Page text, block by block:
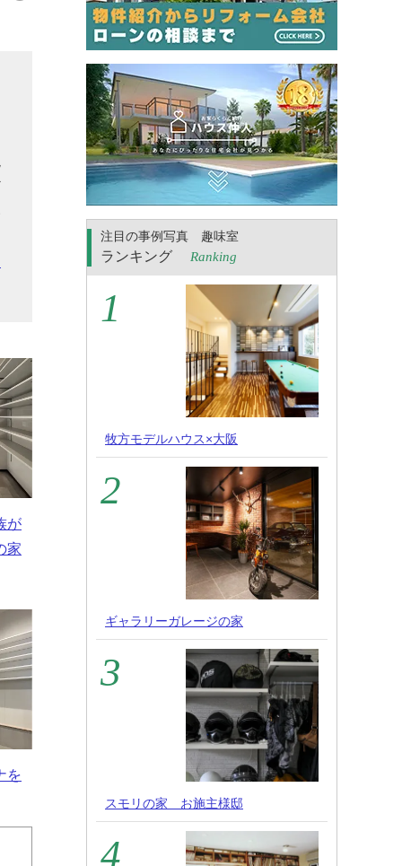
が
家
を
注目の事例写真 趣味室
ランキング Ranking
牧方モデルハウス×大阪
ギャラリーガレージの家
スモリの家 お施主様邸